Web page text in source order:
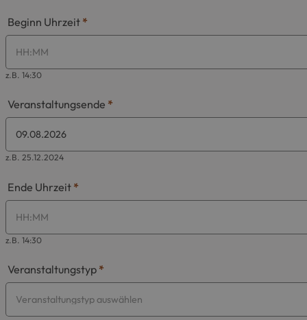
Beginn Uhrzeit *
z.B. 14:30
Veranstaltungsende *
z.B. 25.12.2024
Ende Uhrzeit *
z.B. 14:30
Veranstaltungstyp *